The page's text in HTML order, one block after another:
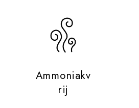
Ammoniakv
rij